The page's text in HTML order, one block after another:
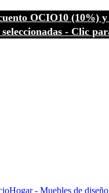
OCIO10 (10%)
- Clic